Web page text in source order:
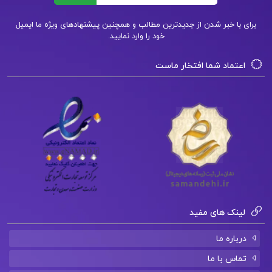
ثلاثی
کتاب نظریه های جامعه شناسی جورج ریتزر pdf
نظریه جامعه شناسی در دوران معاصر pdf
دانلود کتاب نظریه جامعه شناسی جورج ریتزر ترجمه
کتاب پیشنهادی📚
برای با خبر شدن از جدیدترین مطالب و همچنین پیشنهادهای ویژه ما ایمیل
خود را وارد نمایید.
اعتماد شما افتخار ماست
لینک های مفید
درباره ما
تماس با ما